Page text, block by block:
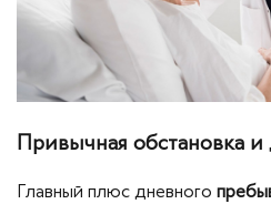
Привычная обстановка
Главный плюс дневного